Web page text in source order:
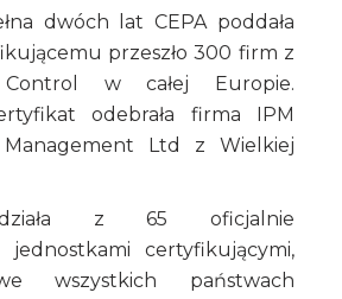
dwóch lat CEPA poddała
przeszło 300 firm z
w całej Europie.
odebrała firma IPM
Ltd z Wielkiej
z 65 oficjalnie
jednostkami certyfikującymi,
wszystkich państwach